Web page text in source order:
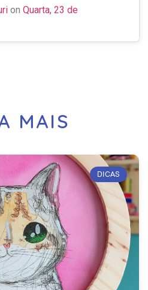
on Quarta, 23 de
MAIS
DICAS